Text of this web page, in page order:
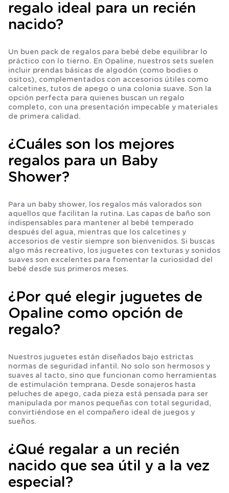
regalo ideal para un recién
nacido?
Un buen pack de regalos para bebé debe equilibrar lo
práctico con lo tierno. En Opaline, nuestros sets suelen
incluir prendas básicas de algodón (como bodies o
ositos), complementados con accesorios útiles como
calcetines, tutos de apego o una colonia suave. Son la
opción perfecta para quienes buscan un regalo
completo, con una presentación impecable y materiales
de primera calidad.
¿Cuáles son los mejores
regalos para un Baby
Shower?
Para un baby shower, los regalos más valorados son
aquellos que facilitan la rutina. Las capas de baño son
indispensables para mantener al bebé temperado
después del agua, mientras que los calcetines y
accesorios de vestir siempre son bienvenidos. Si buscas
algo más recreativo, los juguetes con texturas y sonidos
suaves son excelentes para fomentar la curiosidad del
bebé desde sus primeros meses.
¿Por qué elegir juguetes de
Opaline como opción de
regalo?
Nuestros juguetes están diseñados bajo estrictas
normas de seguridad infantil. No solo son hermosos y
suaves al tacto, sino que funcionan como herramientas
de estimulación temprana. Desde sonajeros hasta
peluches de apego, cada pieza está pensada para ser
manipulada por manos pequeñas con total seguridad,
convirtiéndose en el compañero ideal de juegos y
sueños.
¿Qué regalar a un recién
nacido que sea útil y a la vez
especial?